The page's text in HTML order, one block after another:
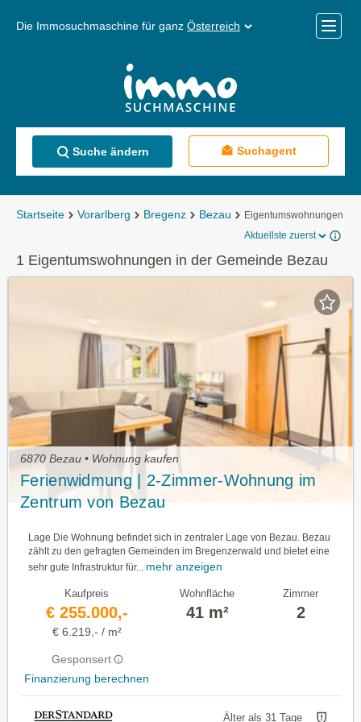
Die Immosuchmaschine für ganz Österreich
Menü
Suche ändern Suchagent
Startseite Vorarlberg Bregenz Bezau
Eigentumswohnungen
Aktuellste zuerst
1 Eigentumswohnungen in der Gemeinde Bezau
6870 Bezau • Wohnung kaufen
Ferienwidmung | 2-Zimmer-Wohnung im
Zentrum von Bezau
Lage Die Wohnung befindet sich in zentraler Lage von Bezau. Bezau
zählt zu den gefragten Gemeinden im Bregenzerwald und bietet eine
sehr gute Infrastruktur für...
mehr anzeigen
Kaufpreis
€ 255.000,-
€ 6.219,- / m²
Gesponsert
Finanzierung berechnen
Wohnfläche
41 m²
Zimmer
2
Älter als 31 Tage